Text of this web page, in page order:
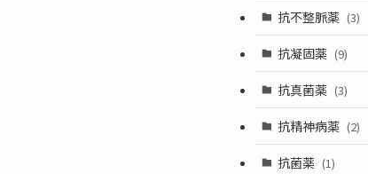
抗不整脈薬 (3)
抗凝固薬 (9)
抗真菌薬 (3)
抗精神病薬 (2)
抗菌薬 (1)